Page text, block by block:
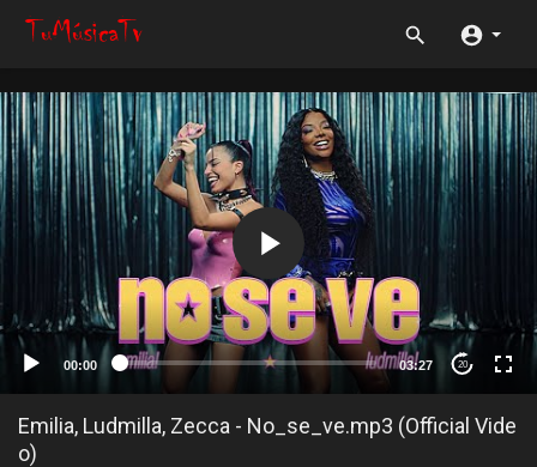
00:00 03:27 20
Emilia, Ludmilla, Zecca - No_se_ve.mp3 (Official Vide
o)